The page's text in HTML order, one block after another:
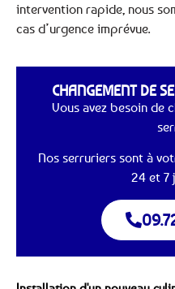
intervention rapide, nous
cas d’urgence imprévue.
CHANGEMENT DE
Vous avez besoin de
Nos serruriers sont à
24 et 7